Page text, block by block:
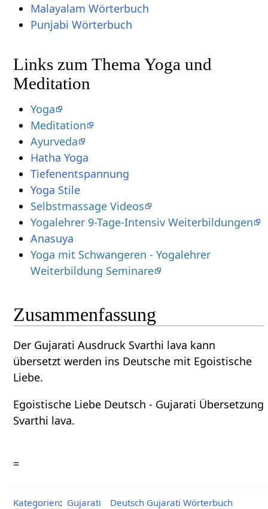
Malayalam Wörterbuch
Punjabi Wörterbuch
Links zum Thema Yoga und
Meditation
Yoga
Meditation
Ayurveda
Hatha Yoga
Tiefenentspannung
Yoga Stile
Selbstmassage Videos
Yogalehrer 9-Tage-Intensiv Weiterbildungen
Anasuya
Yoga mit Schwangeren - Yogalehrer
Weiterbildung Seminare
Zusammenfassung
Der Gujarati Ausdruck Svarthi lava kann
übersetzt werden ins Deutsche mit Egoistische
Liebe.
Egoistische Liebe Deutsch - Gujarati Übersetzung
Svarthi lava.
=
Kategorien: Gujarati Deutsch Gujarati Wörterbuch